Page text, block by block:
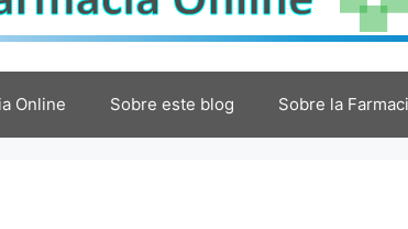
Online Sobre este blog Sobre la